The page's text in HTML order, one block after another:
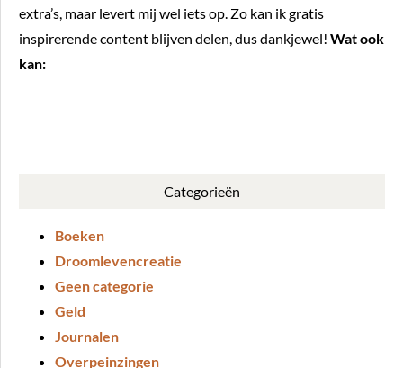
extra’s, maar levert mij wel iets op. Zo kan ik gratis
inspirerende content blijven delen, dus dankjewel! Wat ook
kan:
Categorieën
Boeken
Droomlevencreatie
Geen categorie
Geld
Journalen
Overpeinzingen